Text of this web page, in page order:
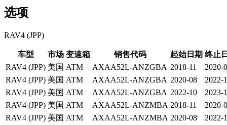
选项
RAV4 (JPP)
车型 市场 变速箱 销售代码 起始日期 终止
RAV4 (JPP) 美国 ATM AXAA52L-ANZGBA 2018-11
2020-
RAV4 (JPP) 美国 ATM AXAA52L-ANZGBA 2020-08
2022-
RAV4 (JPP) 美国 ATM AXAA52L-ANZGBA 2022-10
2023-
RAV4 (JPP) 美国 ATM AXAA52L-ANZMBA 2018-11
2020-
RAV4 (JPP) 美国 ATM AXAA52L-ANZMBA 2020-08
2022-